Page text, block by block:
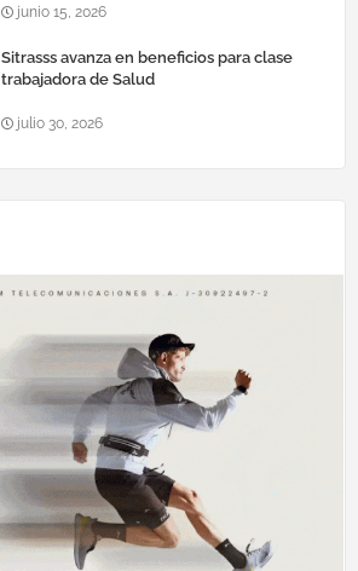
efectivo"
junio 15, 2026
Sitrasss avanza en beneficios para clase
trabajadora de Salud
julio 30, 2026